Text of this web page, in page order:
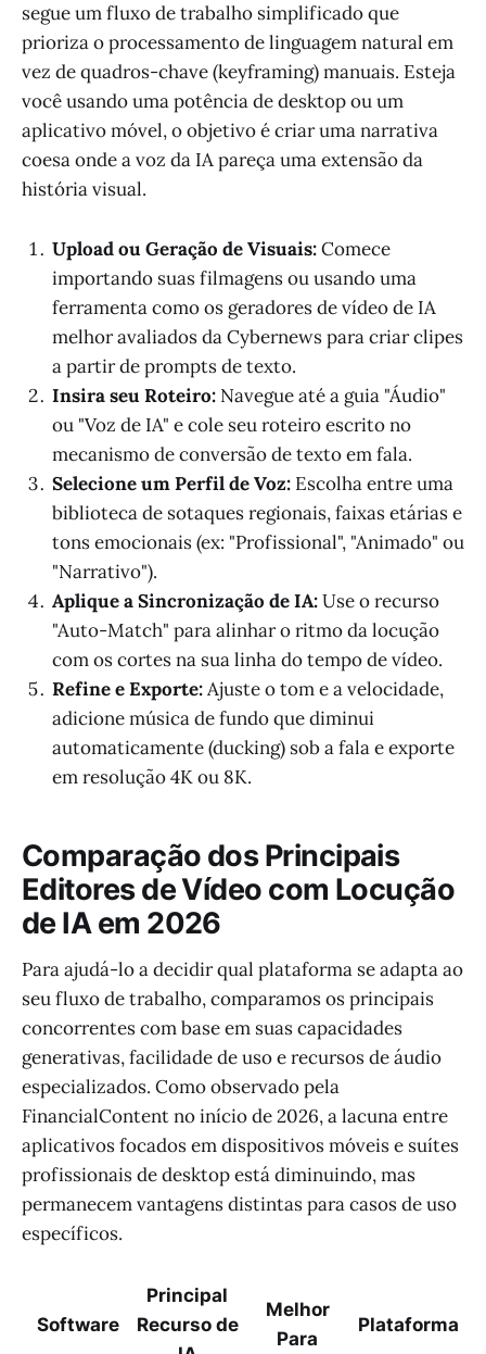
segue um fluxo de trabalho simplificado que
prioriza o processamento de linguagem natural em
vez de quadros-chave (keyframing) manuais. Esteja
você usando uma potência de desktop ou um
aplicativo móvel, o objetivo é criar uma narrativa
coesa onde a voz da IA pareça uma extensão da
história visual.
Upload ou Geração de Visuais:Comece
importando suas filmagens ou usando uma
ferramenta como os geradores de vídeo de IA
melhor avaliados da Cybernews para criar clipes
a partir de prompts de texto.
Insira seu Roteiro: Navegue até a guia "Áudio"
ou "Voz de IA" e cole seu roteiro escrito no
mecanismo de conversão de texto em fala.
Selecione um Perfil de Voz: Escolha entre uma
biblioteca de sotaques regionais, faixas etárias e
tons emocionais (ex: "Profissional", "Animado" ou
"Narrativo").
Aplique a Sincronização de IA:Use o recurso
"Auto-Match" para alinhar o ritmo da locução
com os cortes na sua linha do tempo de vídeo.
Refine e Exporte:Ajuste o tom e a velocidade,
adicione música de fundo que diminui
automaticamente (ducking) sob a fala e exporte
em resolução 4K ou 8K.
Comparação dos Principais
Editores de Vídeo com Locução
de IA em 2026
Para ajudá-lo a decidir qual plataforma se adapta ao
seu fluxo de trabalho, comparamos os principais
concorrentes com base em suas capacidades
generativas, facilidade de uso e recursos de áudio
especializados. Como observado pela
FinancialContent no início de 2026, a lacuna entre
aplicativos focados em dispositivos móveis e suítes
profissionais de desktop está diminuindo, mas
permanecem vantagens distintas para casos de uso
específicos.
Software
Principal
Recurso de
Melhor
Para
Plataforma